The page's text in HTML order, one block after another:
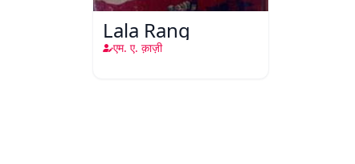
Lala Rang
एम. ए. क़ाज़ी